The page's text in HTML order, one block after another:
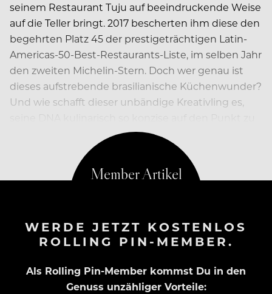
seinem Restaurant Tuju auf beeindruckende Weise
auf die Teller bringt. 2017 bescherten ihm diese den
begehrten Platz 45 der prestigeträchtigen Latin-
Americas-50-Best-Restaurants-Liste, im selben Jahr
den zweiten Michelin-Stern. Doch wer genau ist
dieses aufstrebende brasilianische Küchenwunder?
Und wie schafft dieser unbändige Kreativling es,
WERDE JETZT KOSTENLOS
ROLLING PIN-MEMBER.
Als Rolling Pin-Member kommst Du in den
Genuss unzähliger Vorteile: